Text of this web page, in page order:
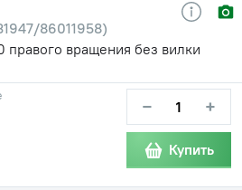
86011958)
вращения без вилки
− +
Купить